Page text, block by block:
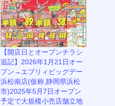
【開店日とオープンチラシ
追記】2026年1月21日オー
プン→エブリィビッグデー
浜松南店(仮称,静岡県浜松
市)2025年5月7日オープン
予定で大規模小売店舗立地